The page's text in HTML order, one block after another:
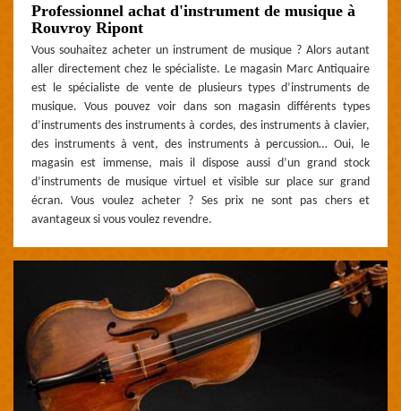
Professionnel achat d'instrument de musique à
Rouvroy Ripont
Vous souhaitez acheter un instrument de musique ? Alors autant
aller directement chez le spécialiste. Le magasin Marc Antiquaire
est le spécialiste de vente de plusieurs types d’instruments de
musique. Vous pouvez voir dans son magasin différents types
d’instruments des instruments à cordes, des instruments à clavier,
des instruments à vent, des instruments à percussion… Oui, le
magasin est immense, mais il dispose aussi d’un grand stock
d’instruments de musique virtuel et visible sur place sur grand
écran. Vous voulez acheter ? Ses prix ne sont pas chers et
avantageux si vous voulez revendre.